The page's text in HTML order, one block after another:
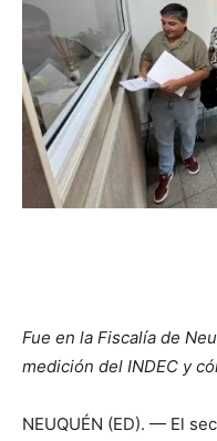
Fue en la Fiscalía de
medición del INDEC y
NEUQUÉN (ED). — El